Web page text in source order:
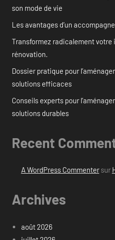
son mode de vie
Les avantages d’un
Transformez radicalement votre
rénovation.
Dossier pratique pour
solutions efficaces
Conseils experts pour
solutions durables
Recent
A WordPress Commentersur
Archives
août 2026